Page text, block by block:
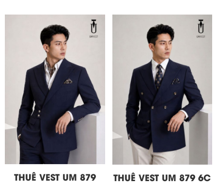
THUÊ VEST UM 879
THUÊ VEST UM 879 6C